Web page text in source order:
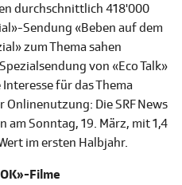
durchschnittlich 418'000
Sendung «Beben auf dem
zum Thema sahen
von «Eco Talk»
für das Thema
Die SRF News
am Sonntag, 19. März, mit 1,4
im ersten Halbjahr.
Filme